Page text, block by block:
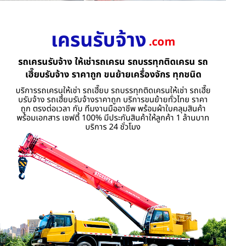
เครนรับจ้าง .com
รถเครนรับจ้าง ให้เช่ารถเครน รถบรรทุกติดเครน รถ
เฮี๊ยบรับจ้าง ราคาถูก ขนย้ายเครื่องจักร ทุกชนิด
บริการรถเครนให้เช่า รถเฮี๊ยบ รถบรรทุกติดเครนให้เช่า รถเฮี๊ย
บรับจ้าง รถเฮี้ยบรับจ้างราคาถูก บริการขนย้ายทั่วไทย ราคา
ถูก ตรงต่อเวลา กับ ทีมงานมืออาชีพ พร้อมผ้าใบคลุมสินค้า
พร้อมเอกสาร เซฟตี้ 100% มีประกันสินค้าให้ลูกค้า 1 ล้านบาท
บริการ 24 ชั่วโมง